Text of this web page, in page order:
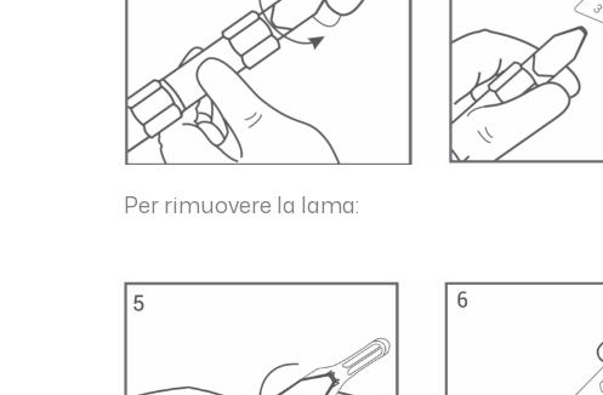
Per rimuovere la lama: